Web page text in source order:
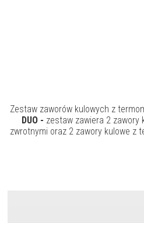
Zestaw zaworów kulowych z
DUO - zestaw zawiera 2 zawory
zwrotnymi oraz 2 zawory kulowe z